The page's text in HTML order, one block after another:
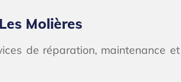
Molières
de réparation, maintenance